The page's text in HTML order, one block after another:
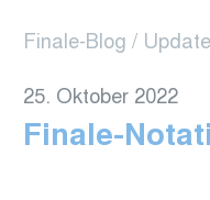
Finale-Blog
25. Oktober 2022
Finale-